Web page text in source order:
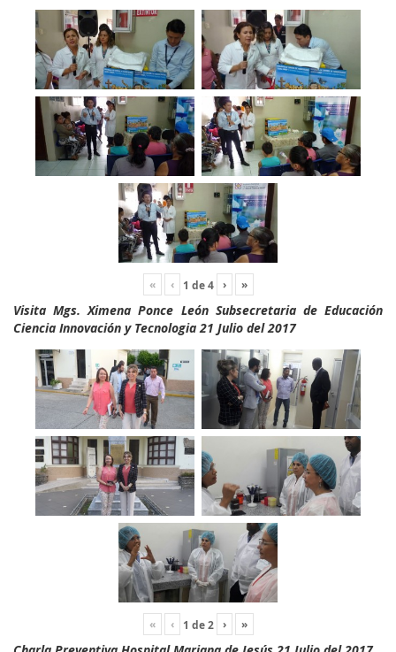
« ‹ 1 de4 › »
Visita Mgs. Ximena Ponce León Subsecretaria de Educación
Ciencia Innovación y Tecnologia 21 Julio del 2017
« ‹ 1 de2 › »